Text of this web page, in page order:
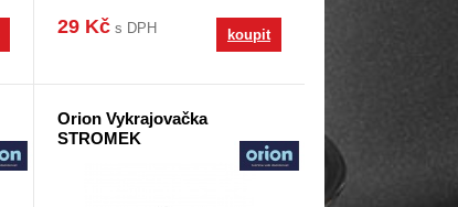
29 Kč s DPH koupit
Orion Vykrajovačka
STROMEK